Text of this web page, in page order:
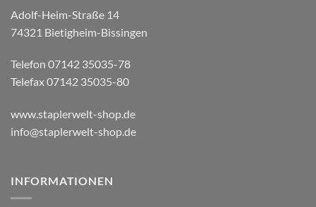
Adolf-Heim-Straße 14
74321 Bietigheim-Bissingen
Telefon 07142 35035-78
Telefax 07142 35035-80
www.staplerwelt-shop.de
info@staplerwelt-shop.de
INFORMATIONEN